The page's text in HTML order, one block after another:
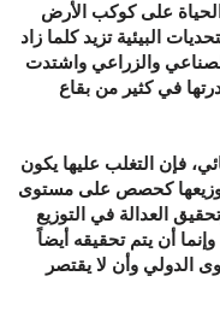
على كوكب الأرض
البيئية تزيد كلما زاد
والزراعي واشتدت
في كثير من بقاع
فإن التغلب عليها يكون
كحصص على مستوى
العدالة في التوزيع
أن يتم تحقيقه أيضاً
الدولي وأن لا يقتصر